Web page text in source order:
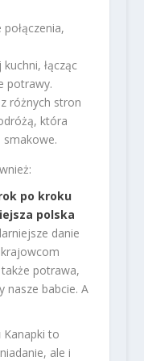
łącząc
potrawy.
różnych stron
która
smakowe.
po kroku
polska
danie
potrawa,
nasze babcie. A
Kanapki to
ale i